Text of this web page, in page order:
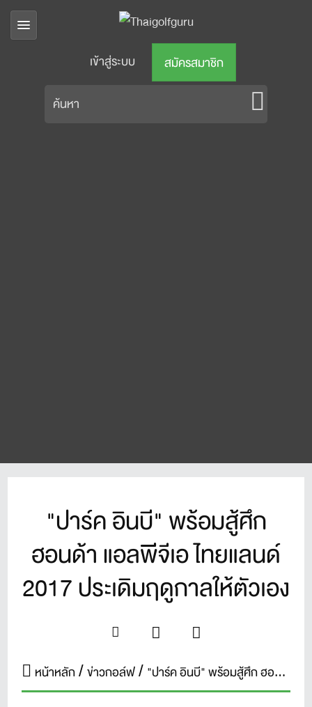
เข้าสู่ระบบ สมัครสมาชิก
"ปาร์ค อินบี" พร้อมสู้ศึก
ฮอนด้า แอลพีจีเอ ไทยแลนด์
2017 ประเดิมฤดูกาลให้ตัวเอง
หน้าหลัก ข่าวกอล์ฟ "ปาร์ค อินบี" พร้อมสู้ศึก ฮอนด้า แอลพีจีเอ ไทยแลนด์ 2017 ประเดิมฤดูกาลให้ตัวเอง